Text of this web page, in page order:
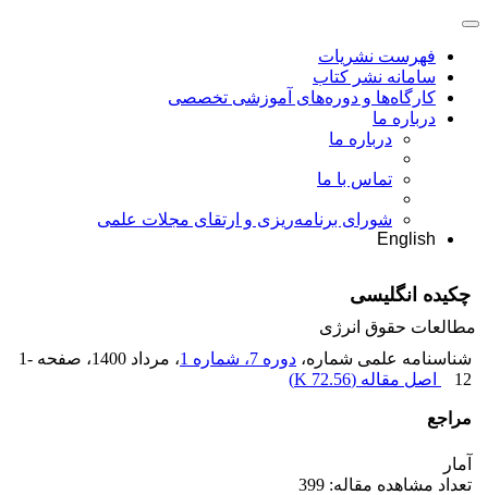
فهرست نشریات
سامانه نشر کتاب
کارگاه‌ها و دوره‌های آموزشی تخصصی
درباره ما
درباره ما
تماس با ما
شورای برنامه‌ریزی و ارتقای مجلات علمی
English
چکیده انگلیسی
مطالعات حقوق انرژی
شناسنامه علمی شماره، دوره 7، شماره 1 ، مرداد 1400 ، صفحه 1-
12
اصل مقاله (72.56 K
)
مراجع
آمار
تعداد مشاهده مقاله: 399